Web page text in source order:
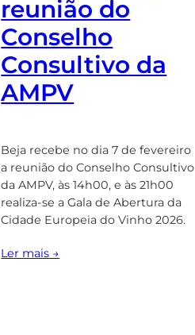
reunião do
Conselho
Consultivo da
AMPV
Beja recebe no dia 7 de fevereiro
a reunião do Conselho Consultivo
da AMPV, às 14h00, e às 21h00
realiza-se a Gala de Abertura da
Cidade Europeia do Vinho 2026.
Ler mais →